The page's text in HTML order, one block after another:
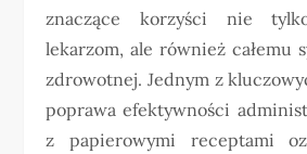
znaczące korzyści nie
lekarzom, ale również całemu
zdrowotnej. Jednym z
poprawa efektywności
z papierowymi receptami